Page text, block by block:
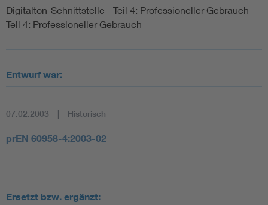
Digitalton-Schnittstelle - Teil 4: Professioneller Gebrauch -
Teil 4: Professioneller Gebrauch
Entwurf war:
07.02.2003 Historisch
prEN 60958-4:2003-02
Ersetzt bzw. ergänzt: